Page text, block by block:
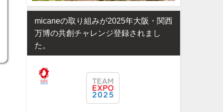
micaneの取り組みが2025年大阪・関西
万博の共創チャレンジ登録されまし
た。